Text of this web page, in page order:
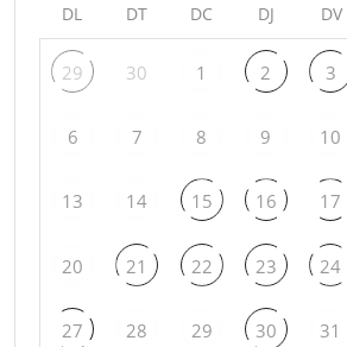
DL DT DC DJ DV
29 30 1 2 3
6 7 8 9 10
13 14 15 16 17
20 21 22 23 24
27 28 29 30 31